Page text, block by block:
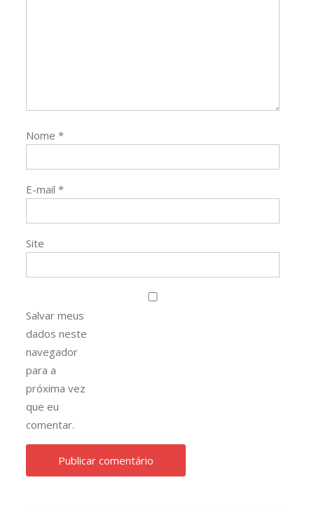
Nome*
E-mail*
Site
Salvar meus
dados neste
navegador
para a
próxima vez
que eu
comentar.